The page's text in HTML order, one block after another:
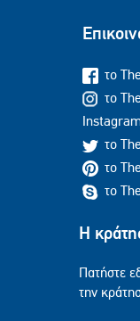
το
το
το
το
το
Η
Πατήστε
την